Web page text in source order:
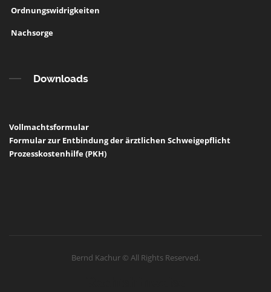
Ordnungswidrigkeiten
Nachsorge
Downloads
Vollmachtsformular
Formular zur Entbindung der ärztlichen Schweigepflicht
Prozesskostenhilfe (PKH)
Bernd Kachur © All Rights Reserved.